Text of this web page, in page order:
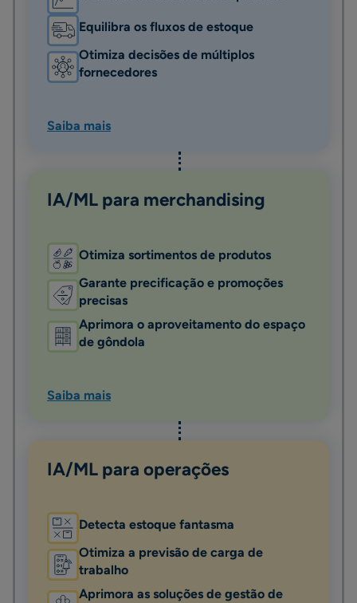
Equilibra os fluxos de estoque
Otimiza decisões de múltiplos
fornecedores
Saiba mais
IA/ML para merchandising
Otimiza sortimentos de produtos
Garante precificação e promoções
precisas
Aprimora o aproveitamento do espaço
de gôndola
Saiba mais
IA/ML para operações
Detecta estoque fantasma
Otimiza a previsão de carga de
trabalho
Aprimora as soluções de gestão de